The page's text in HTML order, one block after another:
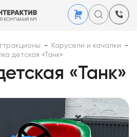
- Карусели и качалки
-
детская «Танк»
«Танк»